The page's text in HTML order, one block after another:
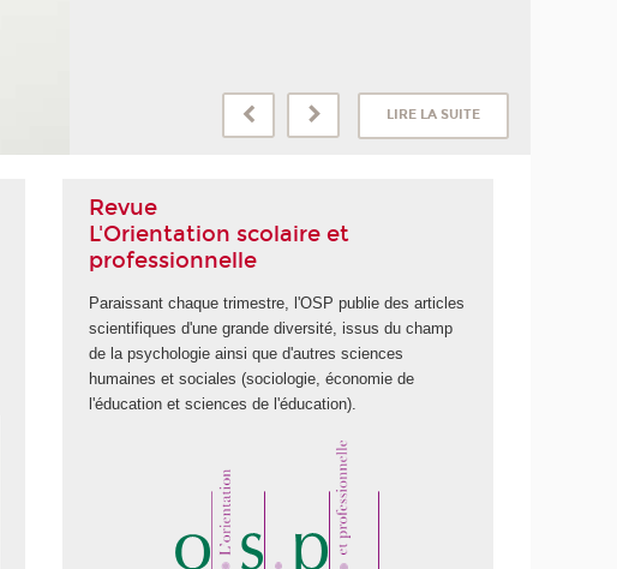
Revue
L'Orientation scolaire et
professionnelle
Paraissant chaque trimestre, l'OSP publie des articles
scientifiques d'une grande diversité, issus du champ
de la psychologie ainsi que d'autres sciences
humaines et sociales (sociologie, économie de
l'éducation et sciences de l'éducation).